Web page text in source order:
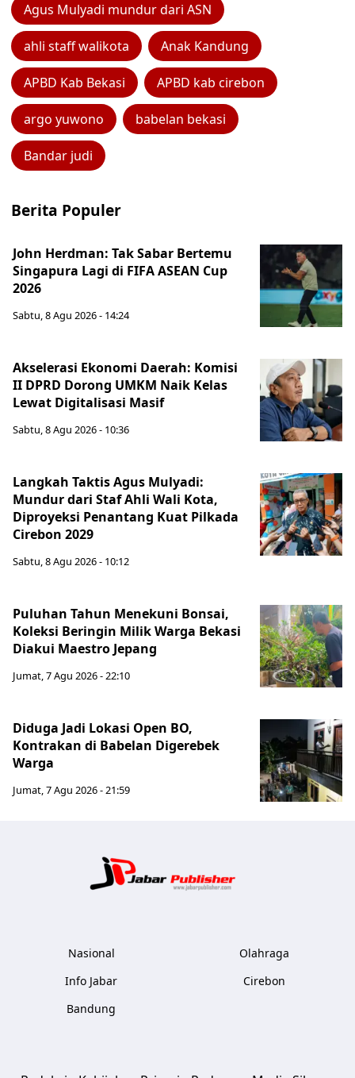
Agus Mulyadi mundur dari ASN
ahli staff walikota Anak Kandung
APBD Kab Bekasi APBD kab cirebon
argo yuwono babelan bekasi
Bandar judi
Berita Populer
John Herdman: Tak Sabar Bertemu
Singapura Lagi di FIFA ASEAN Cup
2026
Sabtu, 8 Agu 2026 - 14:24
Akselerasi Ekonomi Daerah: Komisi
II DPRD Dorong UMKM Naik Kelas
Lewat Digitalisasi Masif
Sabtu, 8 Agu 2026 - 10:36
Langkah Taktis Agus Mulyadi:
Mundur dari Staf Ahli Wali Kota,
Diproyeksi Penantang Kuat Pilkada
Cirebon 2029
Sabtu, 8 Agu 2026 - 10:12
Puluhan Tahun Menekuni Bonsai,
Koleksi Beringin Milik Warga Bekasi
Diakui Maestro Jepang
Jumat, 7 Agu 2026 - 22:10
Diduga Jadi Lokasi Open BO,
Kontrakan di Babelan Digerebek
Warga
Jumat, 7 Agu 2026 - 21:59
Nasional
Info Jabar
Bandung
Olahraga
Cirebon